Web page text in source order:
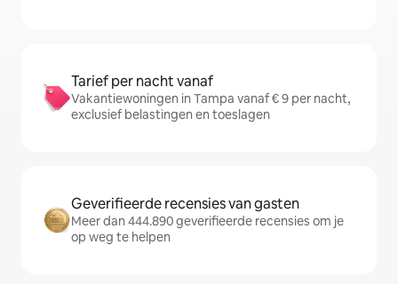
Tarief per nacht vanaf
Vakantiewoningen in Tampa vanaf € 9 per nacht,
exclusief belastingen en toeslagen
Geverifieerde recensies van gasten
Meer dan 444.890 geverifieerde recensies om je
op weg te helpen